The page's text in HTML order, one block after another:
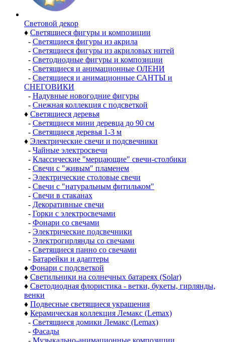
Световой декор
♦ Светящиеся фигуры и композиции
- Светящиеся фигуры из акрила
- Светящиеся фигуры из акриловых нитей
- Светодиодные фигуры и композиции
- Светящиеся и анимационные ОЛЕНИ
- Светящиеся и анимационные САНТЫ и
СНЕГОВИКИ
- Надувные новогодние фигуры
- Снежная коллекция с подсветкой
♦ Светящиеся деревья
- Светящиеся мини деревца до 90 см
- Светящиеся деревья 1-3 м
♦ Электрические свечи и подсвечники
- Чайные электросвечи
- Классические "мерцающие" свечи-столбики
- Свечи с "живым" пламенем
- Электрические столовые свечи
- Свечи с "натуральным фитильком"
- Свечи в стаканах
- Декоративные свечи
- Горки с электросвечами
- Фонари со свечами
- Электрические подсвечники
- Электрогирлянды со свечами
- Светящиеся панно со свечами
- Батарейки и адаптеры
♦ Фонари с подсветкой
♦ Светильники на солнечных батареях (Solar)
♦ Светодиодная флористика - ветки, букеты, гирлянды,
венки
♦ Подвесные светящиеся украшения
♦ Керамическая коллекция Лемакс (Lemax)
- Светящиеся домики Лемакс (Lemax)
- Фасады
- Музыкально-анимационные композиции